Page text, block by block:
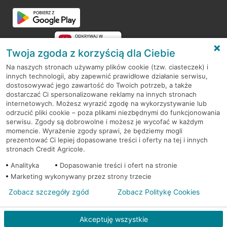
RODO
Regulamin serwisu
Mapa serwisu
PolitykaCookies
© 2026 Credit Agricole Bank Polska S.A. Wszelkie prawa zastrzeżone
Twoja zgoda z korzyścią dla Ciebie
Na naszych stronach używamy plików cookie (tzw. ciasteczek) i
innych technologii, aby zapewnić prawidłowe działanie serwisu,
dostosowywać jego zawartość do Twoich potrzeb, a także
dostarczać Ci spersonalizowane reklamy na innych stronach
internetowych. Możesz wyrazić zgodę na wykorzystywanie lub
odrzucić pliki cookie – poza plikami niezbędnymi do funkcjonowania
serwisu. Zgody są dobrowolne i możesz je wycofać w każdym
momencie. Wyrażenie zgody sprawi, że będziemy mogli
prezentować Ci lepiej dopasowane treści i oferty na tej i innych
stronach Credit Agricole.
Analityka
Dopasowanie treści i ofert na stronie
Marketing wykonywany przez strony trzecie
Akceptuję wszystkie
Zobacz szczegóły zgód Zobacz Politykę Cookies